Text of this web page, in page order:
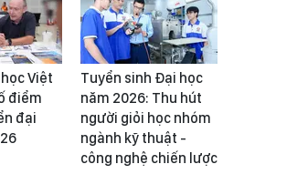
Việt
điểm
đại
Tuyển sinh Đại học
năm 2026: Thu hút
người giỏi học nhóm
ngành kỹ thuật -
công nghệ chiến lược